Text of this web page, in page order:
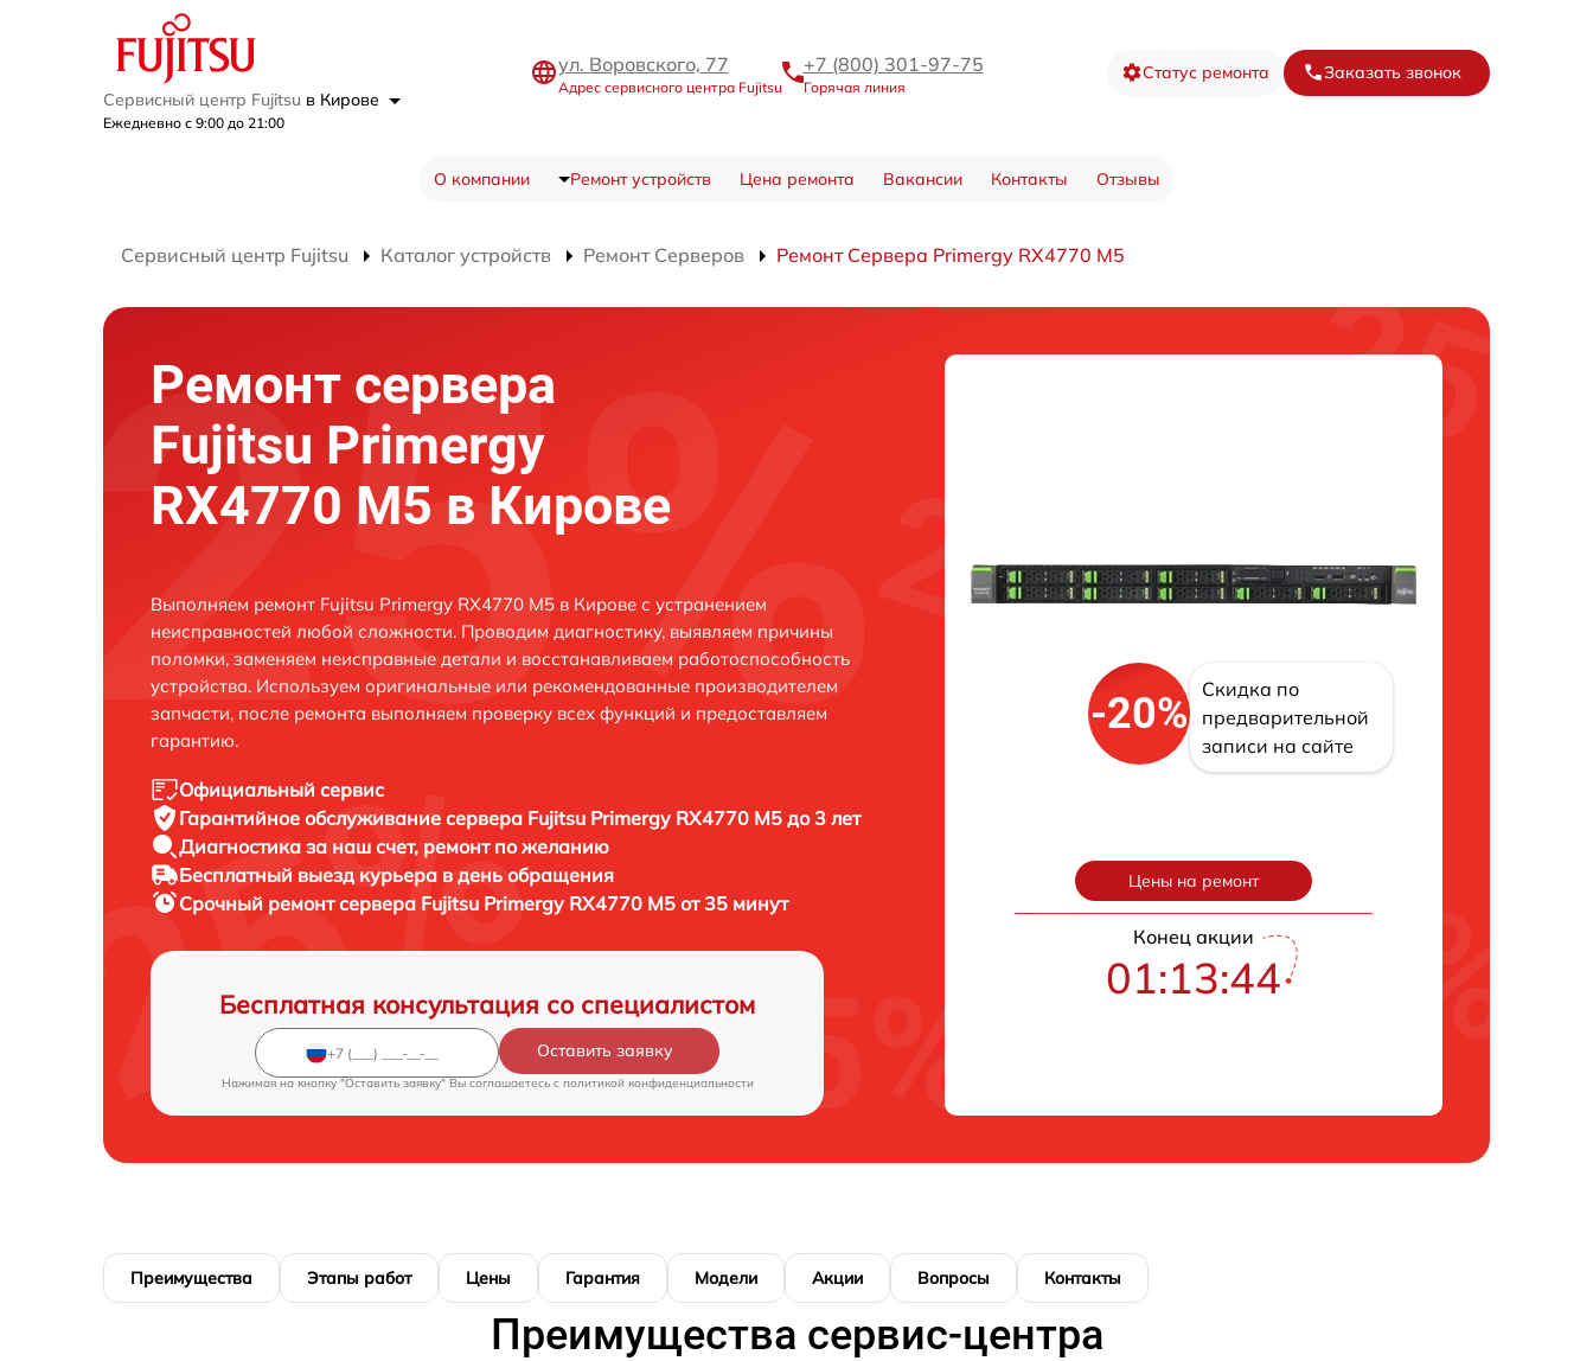
Сервисный центр Fujitsu в Кирове
Ежедневно с 9:00 до 21:00
ул. Воровского, 77
Адрес сервисного центра Fujitsu
+7 (800) 301-97-75
Горячая линия
Статус ремонта Заказать звонок
О компании Ремонт устройств Цена ремонта Вакансии Контакты Отзывы
Сервисный центр Fujitsu Каталог устройств Ремонт Серверов Ремонт Сервера Primergy RX4770 M5
Ремонт сервера
Fujitsu Primergy
RX4770 M5 в Кирове
Выполняем ремонт Fujitsu Primergy RX4770 M5 в Кирове с устранением
неисправностей любой сложности. Проводим диагностику, выявляем причины
поломки, заменяем неисправные детали и восстанавливаем работоспособность
устройства. Используем оригинальные или рекомендованные производителем
запчасти, после ремонта выполняем проверку всех функций и предоставляем
гарантию.
Официальный сервис
Гарантийное обслуживание сервера Fujitsu Primergy RX4770 M5 до 3 лет
Диагностика за наш счет, ремонт по желанию
Бесплатный выезд курьера в день обращения
Срочный ремонтсервера Fujitsu Primergy RX4770 M5 от 35 минут
Бесплатная консультация со специалистом
Оставить заявку
Нажимая на кнопку "Оставить заявку" Вы соглашаетесь c политикой конфиденциальности
-20%
Скидка по
предварительной
записи на сайте
Цены на ремонт
Конец акции
01:13:43
Преимущества Этапы работ Цены Гарантия Модели Акции Вопросы Контакты
Преимущества сервис-центра